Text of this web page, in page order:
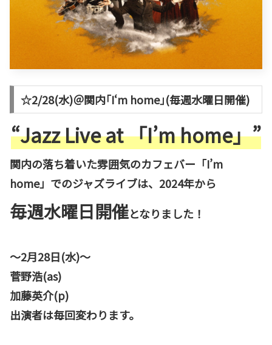
☆2/28(水)＠関内｢I‘m home｣(毎週水曜日開催)
“Jazz Live at 「I’m home」”
関内の落ち着いた雰囲気のカフェバー「I’m
home」でのジャズライブは、2024年から
毎週水曜日開催となりました！
～2月28日(水)～
菅野浩(as)
加藤英介(p)
出演者は毎回変わります。